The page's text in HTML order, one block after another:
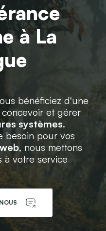
à La
bénéficiez d'une
et gérer
systèmes.
besoin pour vos
, nous mettons
à votre service